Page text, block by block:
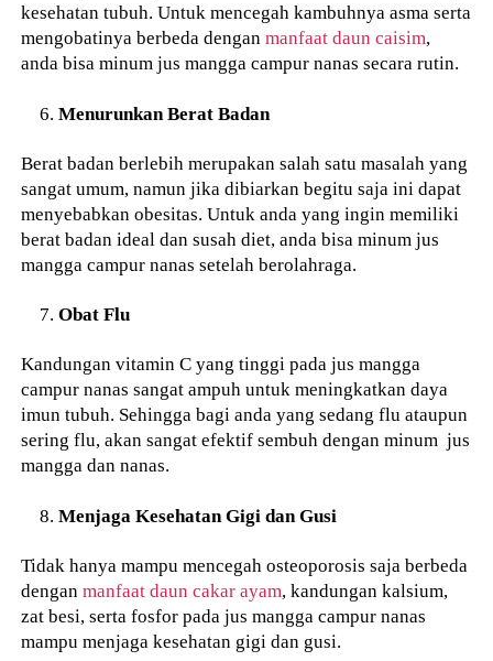
kesehatan tubuh. Untuk mencegah kambuhnya asma serta
mengobatinya berbeda denganmanfaat daun caisim,
anda bisa minum jus mangga campur nanas secara rutin.
Menurunkan Berat Badan
Berat badan berlebih merupakan salah satu masalah yang
sangat umum, namun jika dibiarkan begitu saja ini dapat
menyebabkan obesitas. Untuk anda yang ingin memiliki
berat badan ideal dan susah diet, anda bisa minum jus
mangga campur nanas setelah berolahraga.
Obat Flu
Kandungan vitamin C yang tinggi pada jus mangga
campur nanas sangat ampuh untuk meningkatkan daya
imun tubuh. Sehingga bagi anda yang sedang flu ataupun
sering flu, akan sangat efektif sembuh dengan minum jus
mangga dan nanas.
Menjaga Kesehatan Gigi dan Gusi
Tidak hanya mampu mencegah osteoporosis saja berbeda
denganmanfaat daun cakar ayam, kandungan kalsium,
zat besi, serta fosfor pada jus mangga campur nanas
mampu menjaga kesehatan gigi dan gusi.